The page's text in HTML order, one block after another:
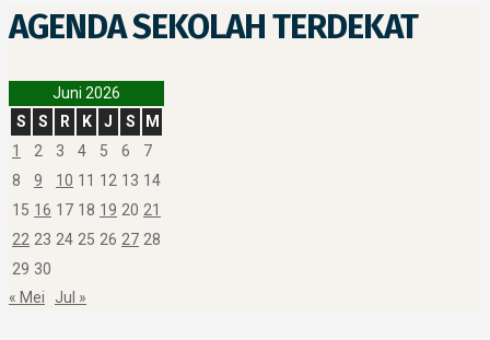
AGENDA SEKOLAH TERDEKAT
Juni 2026
S
S R K J S
M
1
2 3 4 5 6
7
8
9 10 11 12 13 14
15 16 17 18 19 20 21
22 23 24 25 26 27 28
29 30
« Mei
Jul »